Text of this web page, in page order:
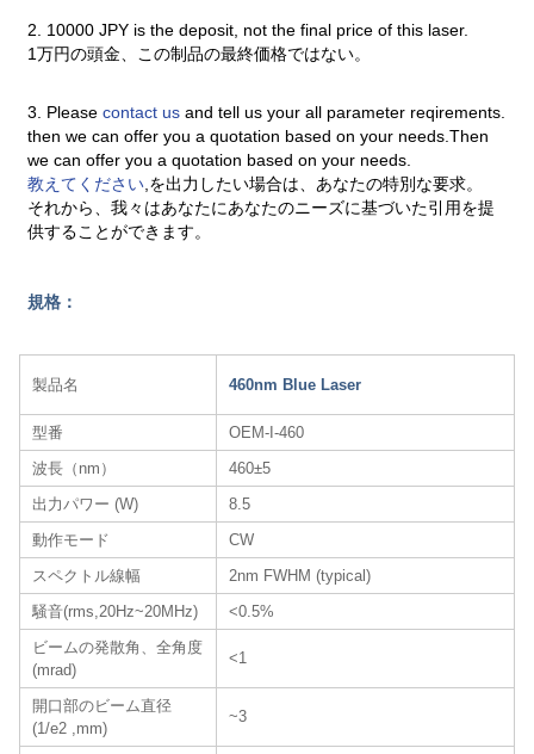
2. 10000 JPY is the deposit, not the final price of this laser.
1万円の頭金、この制品の最終価格ではない。
3. Pleasecontact usand tell us your all parameter reqirements.
then we can offer you a quotation based on your needs.Then
we can offer you a quotation based on your needs.
教えてください ,を出力したい場合は、あなたの特別な要求。
それから、我々はあなたにあなたのニーズに基づいた引用を提
供することができます。
規格：
製品名 460nm Blue Laser
型番
OEM-I-460
波長（nm）
460±5
出力パワー (W)
8.5
動作モード
CW
スペクトル線幅
2nm FWHM (typical)
騒音(rms,20Hz~20MHz)
<0.5%
ビームの発散角、全角度
(mrad)
<1
開口部のビーム直径
(1/e2 ,mm)
~3